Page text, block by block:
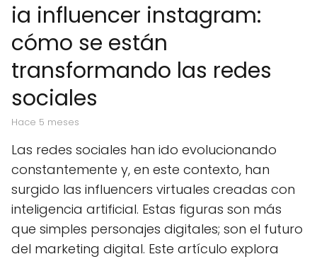
ia influencer instagram:
cómo se están
transformando las redes
sociales
hace 5 meses
Las redes sociales han ido evolucionando
constantemente y, en este contexto, han
surgido las influencers virtuales creadas con
inteligencia artificial. Estas figuras son más
que simples personajes digitales; son el futuro
del marketing digital. Este artículo explora